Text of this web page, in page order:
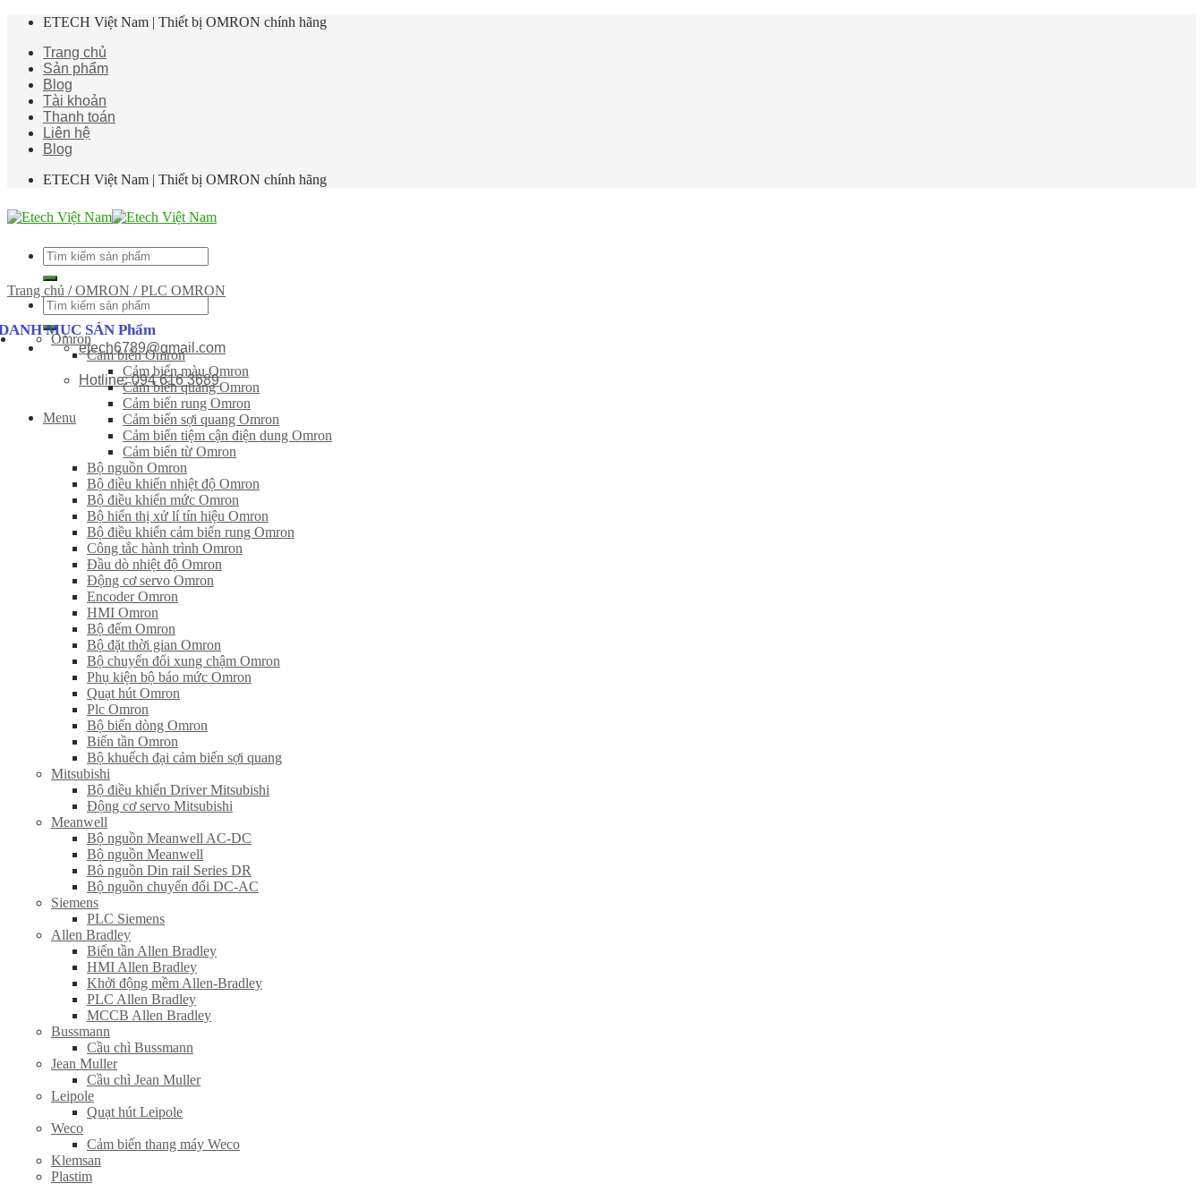
Skip
content
ETECH Việt Nam | Thiết bị OMRON chính hãng
Trang chủ
Sản phẩm
Blog
Tài khoản
Thanh toán
Liên hệ
Blog
ETECH Việt Nam | Thiết bị OMRON chính hãng
Tìm
kiếm:
Tìm
kiếm:
etech6789@gmail.com
Hotline: 094 616 3689
Menu
Trang chủ / OMRON / PLC OMRON
MỤC SẢN Phẩm
Omron
Cảm biến Omron
Cảm biến màu Omron
Cảm biến quang Omron
Cảm biến rung Omron
Cảm biến sợi quang Omron
Cảm biến tiệm cận điện dung Omron
Cảm biến từ Omron
Bộ nguồn Omron
Bộ điều khiển nhiệt độ Omron
Bộ điều khiển mức Omron
Bộ hiển thị xử lí tín hiệu Omron
Bộ điều khiển cảm biến rung Omron
Công tắc hành trình Omron
Đầu dò nhiệt độ Omron
Động cơ servo Omron
Encoder Omron
HMI Omron
Bộ đếm Omron
Bộ đặt thời gian Omron
Bộ chuyển đổi xung chậm Omron
Phụ kiện bộ báo mức Omron
Quạt hút Omron
Plc Omron
Bộ biến dòng Omron
Biến tần Omron
Bộ khuếch đại cảm biến sợi quang
Mitsubishi
Bộ điều khiển Driver Mitsubishi
Động cơ servo Mitsubishi
Meanwell
Bộ nguồn Meanwell AC-DC
Bộ nguồn Meanwell
Bô nguồn Din rail Series DR
Bộ nguồn chuyển đổi DC-AC
Siemens
PLC Siemens
Allen Bradley
Biến tần Allen Bradley
HMI Allen Bradley
Khởi động mềm Allen-Bradley
PLC Allen Bradley
MCCB Allen Bradley
Bussmann
Cầu chì Bussmann
Jean Muller
Cầu chì Jean Muller
Leipole
Quạt hút Leipole
Weco
Cảm biến thang máy Weco
Klemsan
Plastim